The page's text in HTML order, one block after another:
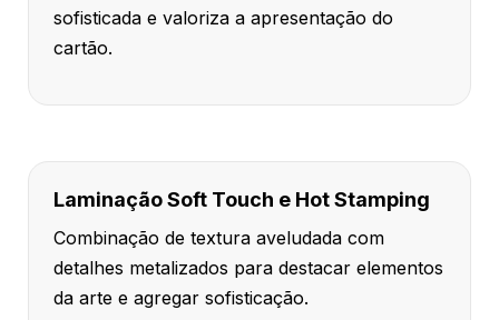
sofisticada e valoriza a apresentação do
cartão.
Laminação Soft Touch e Hot Stamping
Combinação de textura aveludada com
detalhes metalizados para destacar elementos
da arte e agregar sofisticação.